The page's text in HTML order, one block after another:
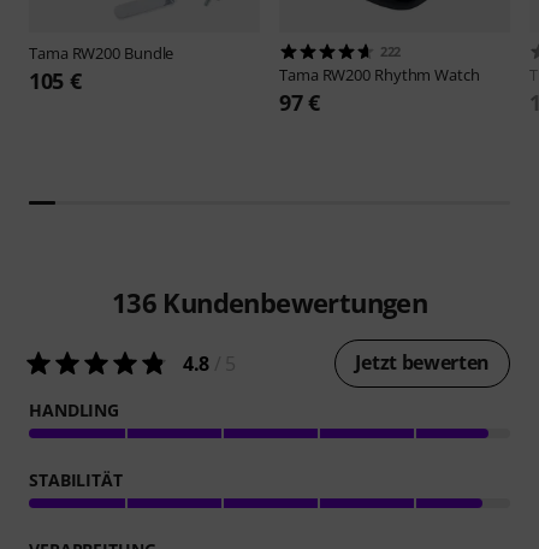
Tama RW200 Bundle
105 €
222
Tama RW200 Rhythm Watch
97 €
136 Kundenbewertungen
4.8 Jetzt bewerten
HANDLING
STABILITÄT